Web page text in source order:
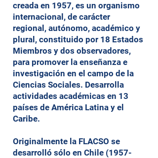
creada en 1957, es un organismo
internacional, de carácter
regional, autónomo, académico y
plural, constituido por 18 Estados
Miembros y dos observadores,
para promover la enseñanza e
investigación en el campo de la
Ciencias Sociales. Desarrolla
actividades académicas en 13
países de América Latina y el
Caribe.
Originalmente la FLACSO se
desarrolló sólo en Chile (1957-